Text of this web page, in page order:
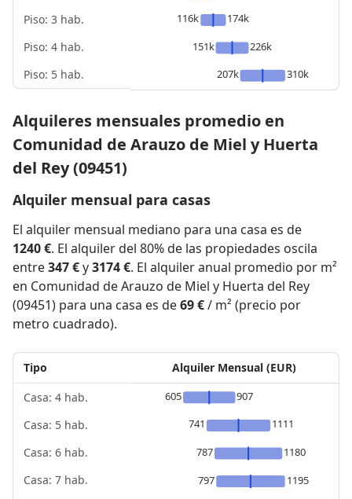
Piso: 3 hab.
Piso: 4 hab.
Piso: 5 hab.
116k
174k
151k
226k
207k
310k
Alquileres mensuales promedio en
Comunidad de Arauzo de Miel y Huerta
del Rey (09451)
Alquiler mensual para casas
El alquiler mensual mediano para una casa es de
1240 €. El alquiler del 80% de las propiedades oscila
entre347 €y3174 €. El alquiler anual promedio por m²
en Comunidad de Arauzo de Miel y Huerta del Rey
(09451) para una casa es de69 €/ m² (precio por
metro cuadrado).
Tipo
Casa: 4 hab.
Casa: 5 hab.
Casa: 6 hab.
Casa: 7 hab.
Alquiler Mensual (EUR)
605
907
741
1111
787
1180
797
1195